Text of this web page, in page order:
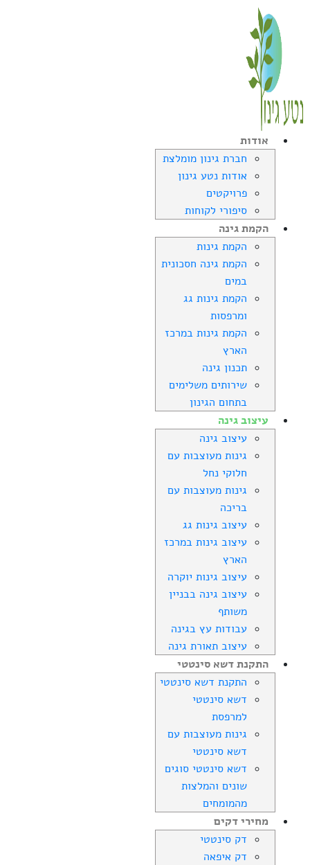
אודות
חברת גינון מומלצת
אודות נטע גינון
פרויקטים
סיפורי לקוחות
הקמת גינה
הקמת גינות
הקמת גינה חסכונית
במים
הקמת גינות גג
ומרפסות
הקמת גינות במרכז
הארץ
תכנון גינה
שירותים משלימים
בתחום הגינון
עיצוב גינה
עיצוב גינה
גינות מעוצבות עם
חלוקי נחל
גינות מעוצבות עם
בריכה
עיצוב גינות גג
עיצוב גינות במרכז
הארץ
עיצוב גינות יוקרה
עיצוב גינה בבניין
משותף
עבודות עץ בגינה
עיצוב תאורת גינה
התקנת דשא סינטטי
התקנת דשא סינטטי
דשא סינטטי
למרפסת
גינות מעוצבות עם
דשא סינטטי
דשא סינטטי סוגים
שונים והמלצות
מהמומחים
מחירי דקים
דק סינטטי
דק איפאה